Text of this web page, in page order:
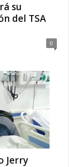
su
del TSA
0
Jerry